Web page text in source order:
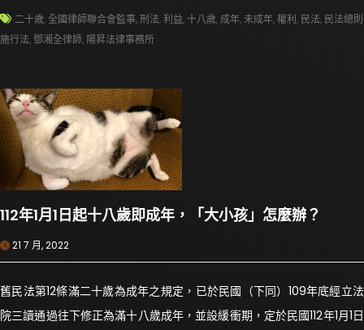
二十歲,全國律師聯合會監事,刑法,利益,十八歲, 成年,未成年,權利 , 民法, 民法總則
施行法, 鄧湘全律師, 陽昇法律事務所
112年1月1日起十八歲即成年，「大小孩」怎麼辦？
21 7 月, 2022
舊民法第12條滿二十歲為成年之規定，已於民國（下同）109年底經立法
院三讀通過往下修正為滿十八歲成年，並設緩衝期，定於民國112年1月1日